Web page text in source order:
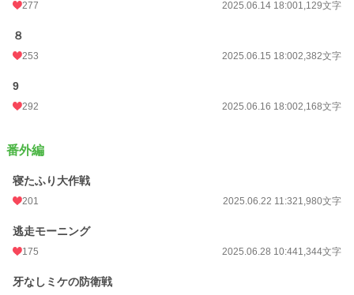
277 2025.06.14 18:001,129文字
８
253 2025.06.15 18:002,382文字
9
292 2025.06.16 18:002,168文字
番外編
寝たふり大作戦
201 2025.06.22 11:321,980文字
逃走モーニング
175 2025.06.28 10:441,344文字
牙なしミケの防衛戦